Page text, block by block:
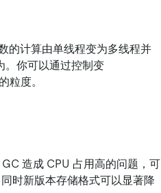
的计算由单线程变为多线程并
。你可以通过控制变
粒度。
造成 CPU 占用高的问题，可
时新版本存储格式可以显著降